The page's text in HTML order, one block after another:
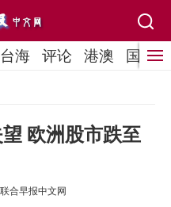
台海 评论 港澳 国际
欧洲股市跌至
联合早报中文网